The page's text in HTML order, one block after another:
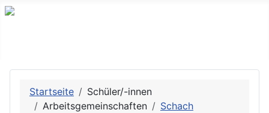
Startseite
Schüler/-innen
Arbeitsgemeinschaften
Schach